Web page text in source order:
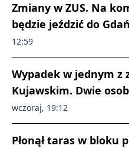
Zmiany w ZUS. Na
będzie jeździć do
12:59
Wypadek w jednym z
Kujawskim. Dwie
wczoraj, 19:12
Płonął taras w bloku